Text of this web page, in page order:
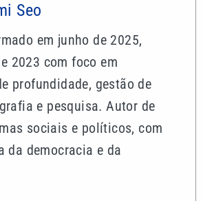
Seo
em junho de 2025,
2023 com foco em
profundidade, gestão de
e pesquisa. Autor de
sociais e políticos, com
da democracia e da